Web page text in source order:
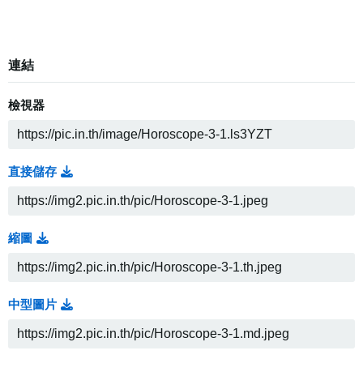
連結
檢視器
直接儲存
縮圖
中型圖片